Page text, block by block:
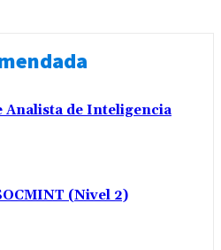
Analista de Inteligencia
(Nivel 2)